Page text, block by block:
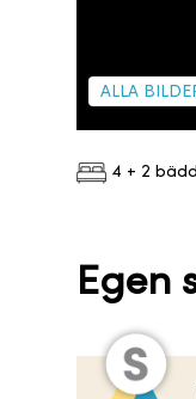
ALLA
4 + 2
Egen